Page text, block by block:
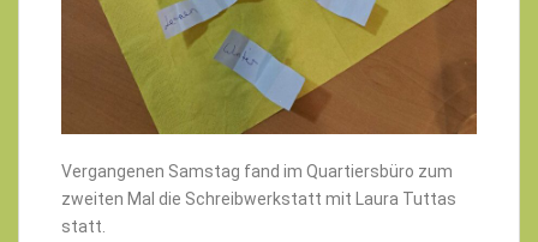
Vergangenen Samstag fand im Quartiersbüro zum
zweiten Mal die Schreibwerkstatt mit Laura Tuttas
statt.